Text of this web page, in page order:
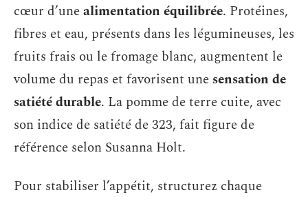
cœur d’unealimentation équilibrée. Protéines,
fibres et eau, présents dans les légumineuses, les
fruits frais ou le fromage blanc, augmentent le
volume du repas et favorisent une sensation de
satiété durable. La pomme de terre cuite, avec
son indice de satiété de 323, fait figure de
référence selon Susanna Holt.
Pour stabiliser l’appétit, structurez chaque